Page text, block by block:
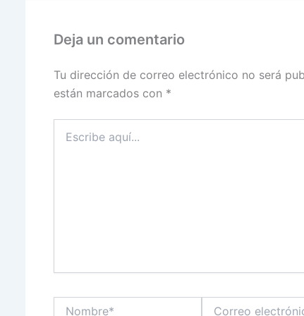
Deja un comentario
Tu dirección de correo electrónico no será
están marcados con *
aquí...